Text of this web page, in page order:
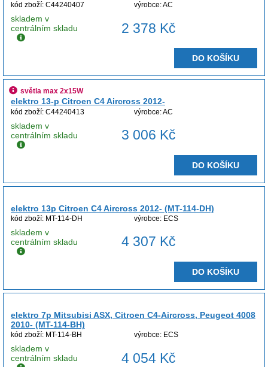
kód zboží: C44240407 výrobce: AC
skladem v
centrálním skladu
2 378 Kč
DO KOŠÍKU
elektro 13-p Citroen C4 Aircross 2012-
kód zboží: C44240413 výrobce: AC
skladem v
centrálním skladu
3 006 Kč
světla max 2x15W
DO KOŠÍKU
elektro 13p Citroen C4 Aircross 2012- (MT-114-DH)
kód zboží: MT-114-DH výrobce: ECS
skladem v
centrálním skladu
4 307 Kč
DO KOŠÍKU
elektro 7p Mitsubisi ASX, Citroen C4-Aircross, Peugeot 4008
2010- (MT-114-BH)
kód zboží: MT-114-BH výrobce: ECS
skladem v
centrálním skladu
4 054 Kč